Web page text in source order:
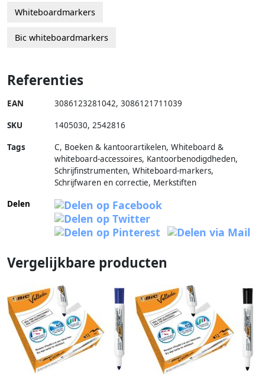
Whiteboardmarkers
Bic whiteboardmarkers
Referenties
EAN 3086123281042, 3086121711039
SKU 1405030, 2542816
Tags
C, Boeken & kantoorartikelen, Whiteboard &
whiteboard-accessoires, Kantoorbenodigdheden,
Schrijfinstrumenten, Whiteboard-markers,
Schrijfwaren en correctie, Merkstiften
Delen
Vergelijkbare producten